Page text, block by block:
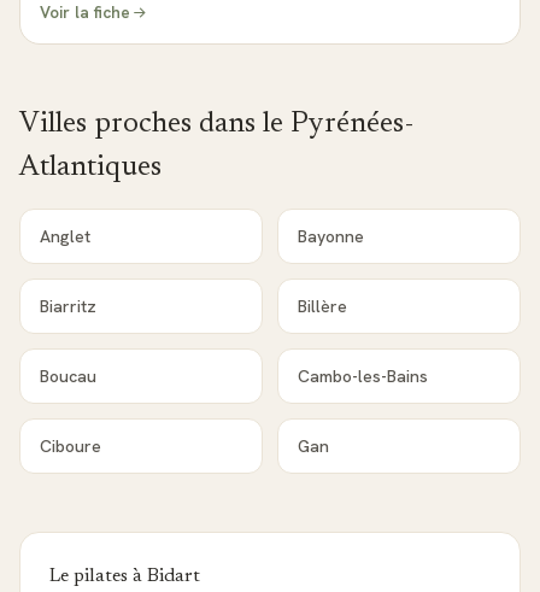
Voir la fiche
Villes proches dans le Pyrénées-
Atlantiques
Anglet Bayonne
Biarritz Billère
Boucau Cambo-les-Bains
Ciboure Gan
Le pilates à Bidart